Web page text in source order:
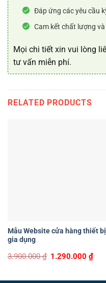
Đáp ứng các yêu cầu
Cam kết chất lượng
Mọi chi tiết xin vui lòng
tư vấn miễn phí.
RELATED PRODUCTS
Mẫu Website cửa hàng thiết bị
gia dụng
3.900.000₫ Original
1.290.000₫